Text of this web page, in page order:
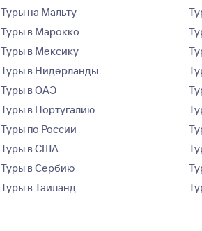
Туры на Мальту
Туры в Марокко
Туры в Мексику
Туры в Нидерланды
Туры в ОАЭ
Туры в Португалию
Туры по России
Туры в США
Туры в Сербию
Туры в Таиланд